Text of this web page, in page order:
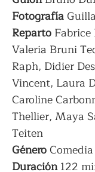
Fotografía
Reparto
Valeria Bruni
Raph, Didier
Vincent, Laura
Caroline
Thellier, Maya
Teiten
GéneroComedia
Duración122